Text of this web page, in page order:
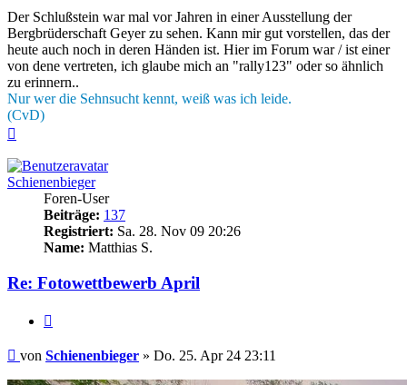
Der Schlußstein war mal vor Jahren in einer Ausstellung der
Bergbrüderschaft Geyer zu sehen. Kann mir gut vorstellen, das der
heute auch noch in deren Händen ist. Hier im Forum war / ist einer
von dene vertreten, ich glaube mich an "rally123" oder so ähnlich
zu erinnern..
Nur wer die Sehnsucht kennt, weiß was ich leide.
(CvD)
Schienenbieger
Foren-User
Beiträge: 137
Registriert: Sa. 28. Nov 09 20:26
Name: Matthias S.
Re: Fotowettbewerb April
Beitrag
von Schienenbieger » Do. 25. Apr 24 23:11